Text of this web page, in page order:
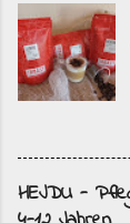
HEJDU -